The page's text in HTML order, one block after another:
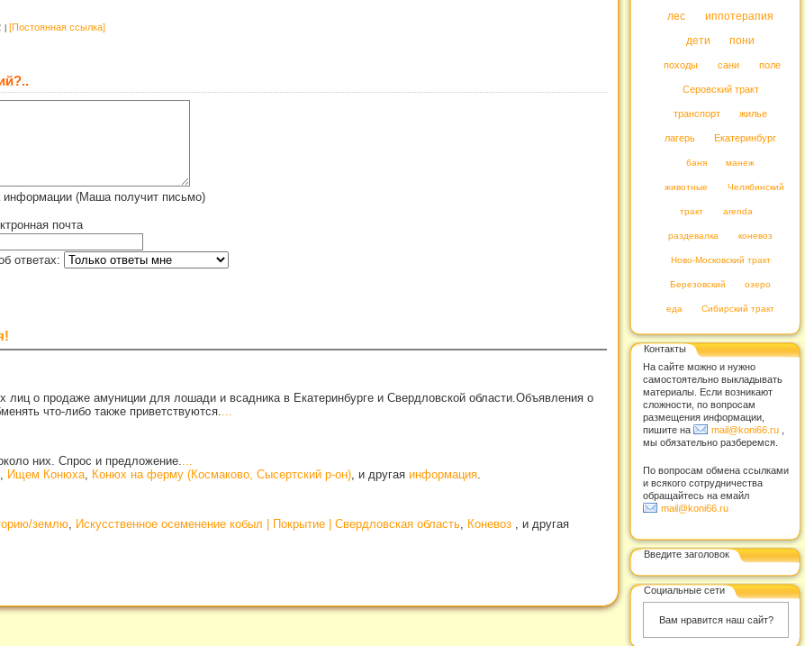
[Постоянная ссылка]
информации (Маша получит письмо)
почта
ответах:
лиц о продаже амуниции для лошади и всадника в Екатеринбурге и Свердловской области.Объявления о
что-либо также приветствуются.
них. Спрос и предложение.
Ищем Конюха Конюх на ферму (Космаково, Сысертский р-он) , и другая информация
землю Искусственное осеменение кобыл | Покрытие | Свердловская область Коневоз
, и другая
лес
иппотерапия
дети
пони
походы сани поле
Серовский тракт
транспорт жилье
лагерь Екатеринбург
баня манеж
животные Челябинский
тракт arenda
раздевалка коневоз
Ново-Московский тракт
Березовский озеро
еда Сибирский тракт
Контакты
На сайте можно и нужно
самостоятельно выкладывать
материалы. Если возникают
сложности, по вопросам
размещения информации,
пишите на
mail@koni66.ru
мы обязательно разберемся.
По вопросам обмена ссылками
и всякого сотрудничества
обращайтесь на емайл
mail@koni66.ru
Введите заголовок
Социальные сети
Вам нравится наш сайт?